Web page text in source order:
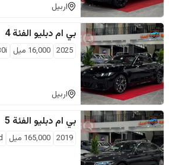
اربيل
بي ام دبليو الفئة 4
2025
16,000 ميل
اربيل
بي ام دبليو الفئة 5
2019
165,000 ميل